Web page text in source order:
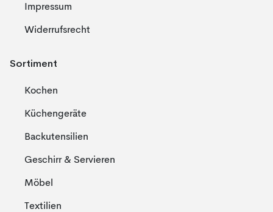
Impressum
Widerrufsrecht
Sortiment
Kochen
Küchengeräte
Backutensilien
Geschirr & Servieren
Möbel
Textilien